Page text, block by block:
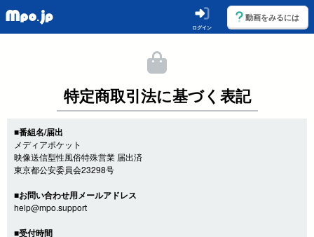
ログイン
動画をみるには
特定商取引法に基づく表記
■番組名/届出
メディアポケット
映像送信型性風俗特殊営業 届出済
東京都公安委員会23298号
■お問い合わせ用メールアドレス
help@mpo.support
■受付時間